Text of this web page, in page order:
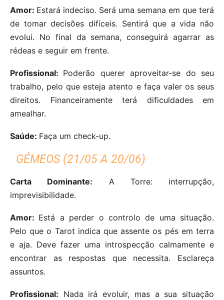
Amor: Estará indeciso. Será uma semana em que terá
de tomar decisões difíceis. Sentirá que a vida não
evolui. No final da semana, conseguirá agarrar as
rédeas e seguir em frente.
Profissional: Poderão querer aproveitar-se do seu
trabalho, pelo que esteja atento e faça valer os seus
direitos. Financeiramente terá dificuldades em
amealhar.
Saúde: Faça um check-up.
GÉMEOS (21/05 A 20/06)
Carta Dominante: A Torre: interrupção,
imprevisibilidade.
Amor: Está a perder o controlo de uma situação.
Pelo que o Tarot indica que assente os pés em terra
e aja. Deve fazer uma introspecção calmamente e
encontrar as respostas que necessita. Esclareça
assuntos.
Profissional: Nada irá evoluir, mas a sua situação